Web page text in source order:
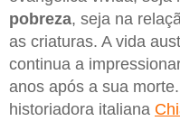
pobreza, seja na
as criaturas. A vida
continua a
anos após a sua
historiadora italiana